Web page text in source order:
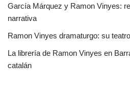
García Márquez y Ramon Vinyes:
narrativa
Ramon Vinyes dramaturgo: su
La librería de Ramon Vinyes en
catalán